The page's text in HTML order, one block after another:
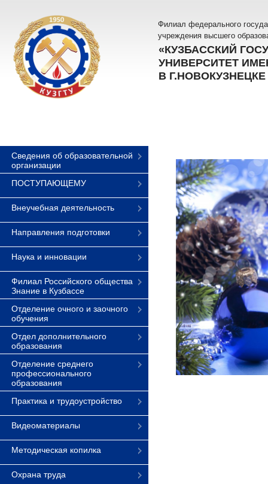
Филиал федерального
учреждения высшего
«КУЗБАССКИЙ
УНИВЕРСИТЕТ
В Г.НОВОКУЗНЕЦКЕ
Сведения об образовательной
организации
ПОСТУПАЮЩЕМУ
Внеучебная деятельность
Направления подготовки
Наука и инновации
Филиал Российского общества
Знание в Кузбассе
Отделение очного и заочного
обучения
Отдел дополнительного
образования
Отделение среднего
профессионального
образования
Практика и трудоустройство
Видеоматериалы
Методическая копилка
Охрана труда